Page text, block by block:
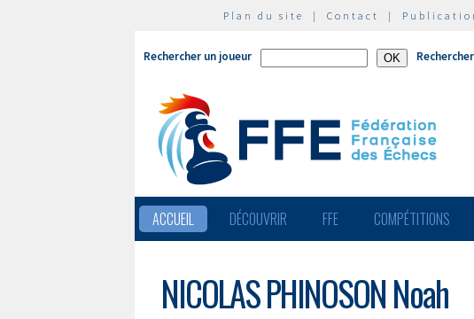
Plan du site | Contact |
Rechercher un joueur
ACCUEIL DÉCOUVRIR FFE COMPÉTITIONS
NICOLAS PHINOSON Noah